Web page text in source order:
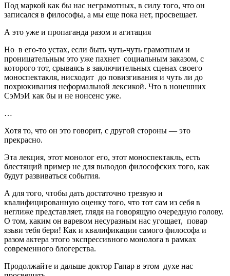
Под маркой как бы нас неграмотных, в силу того, что он
записался в философы, а мы еще пока нет, просвещает.
А это уже и пропаганда разом и агитация
Но в его-то устах, если быть чуть-чуть грамотным и
проницательным это уже пахнет социальным заказом, с
которого тот, срываясь в заключительных сценах своего
моноспектакля, нисходит до повизгивания и чуть ли до
похрюкивания неформальной лексикой. Что в нонешних
СэМэИ как бы и не нонсенс уже.
…
Хотя то, что он это говорит, с другой стороны — это
прекрасно.
Эта лекция, этот монолог его, этот моноспектакль, есть
блестящий пример не для выводов философских того, как
будут развиваться события.
А для того, чтобы дать достаточно трезвую и
квалифицированную оценку того, что тот сам из себя в
неглиже представляет, глядя на говорящую очередную голову.
О том, каким он варевом несуразным нас угощает, повар
язьви тебя бери! Как и квалификации самого философа и
разом актера этого экспрессивного монолога в рамках
современного блогерства.
Продолжайте и дальше доктор Гапар в этом духе нас